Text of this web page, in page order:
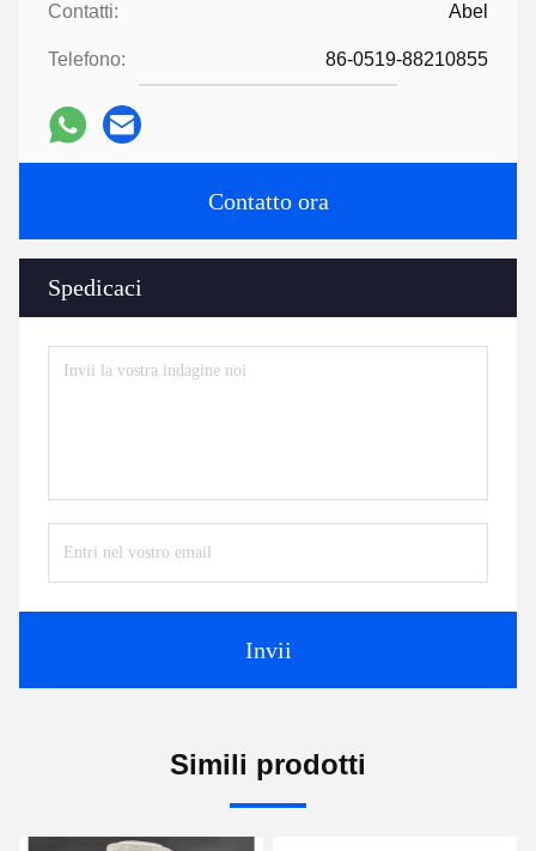
Contatti: Abel
Telefono: 86-0519-88210855
Contatto ora
Spedicaci
Invii
Simili prodotti